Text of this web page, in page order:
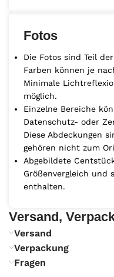
Fotos
Die Fotos sind Teil
Farben können je
Minimale
möglich.
Einzelne Bereiche
Datenschutz- oder
Diese Abdeckungen
gehören nicht zum
Abgebildete
Größenvergleich und
enthalten.
Versand,
Versand
Verpackung
Fragen